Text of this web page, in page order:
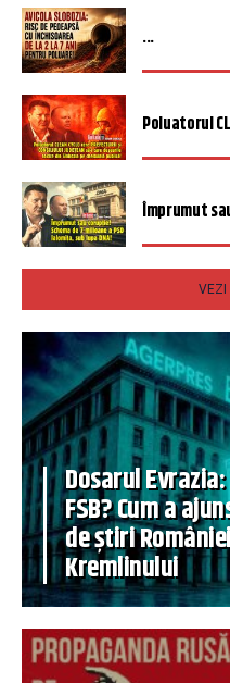
...
Poluatorul
Împrumut
VEZI
Dosarul
FSB? Cum a
de știri
Kremlinului